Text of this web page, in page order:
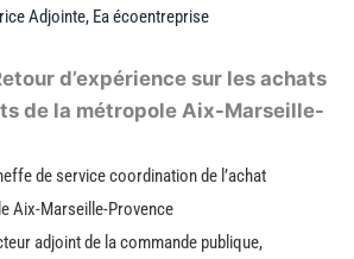
Adjointe, Ea écoentreprise
d’expérience sur les achats
de la métropole Aix-Marseille-
de service coordination de l’achat
Aix-Marseille-Provence
adjoint de la commande publique,